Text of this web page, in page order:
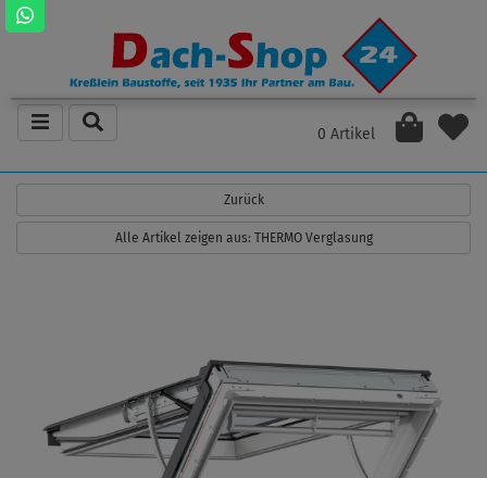
0 Artikel
Zurück
Alle Artikel zeigen aus: THERMO Verglasung